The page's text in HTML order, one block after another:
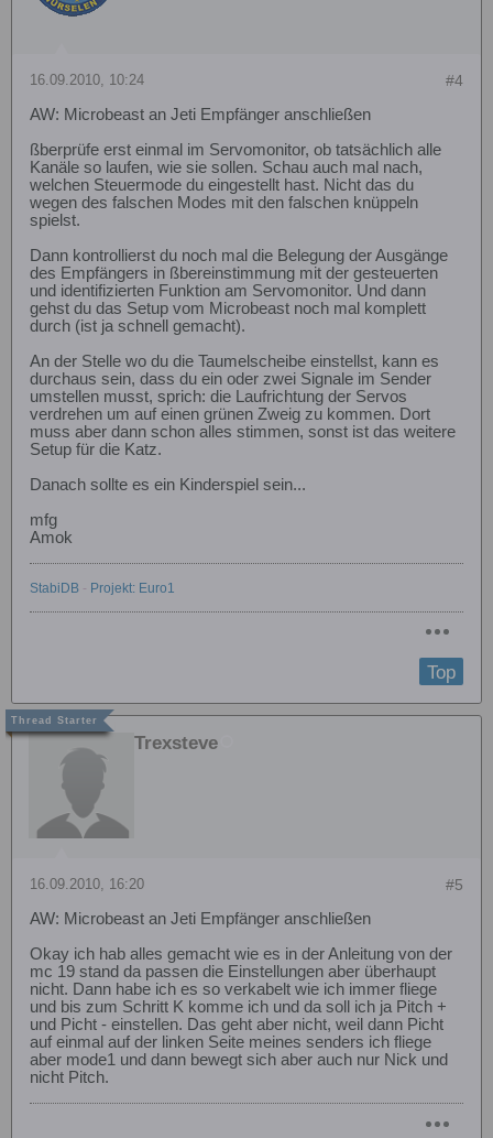
#4
16.09.2010, 10:24
AW: Microbeast an Jeti Empfänger anschließen
ßberprüfe erst einmal im Servomonitor, ob tatsächlich alle
Kanäle so laufen, wie sie sollen. Schau auch mal nach,
welchen Steuermode du eingestellt hast. Nicht das du
wegen des falschen Modes mit den falschen knüppeln
spielst.
Dann kontrollierst du noch mal die Belegung der Ausgänge
des Empfängers in ßbereinstimmung mit der gesteuerten
und identifizierten Funktion am Servomonitor. Und dann
gehst du das Setup vom Microbeast noch mal komplett
durch (ist ja schnell gemacht).
An der Stelle wo du die Taumelscheibe einstellst, kann es
durchaus sein, dass du ein oder zwei Signale im Sender
umstellen musst, sprich: die Laufrichtung der Servos
verdrehen um auf einen grünen Zweig zu kommen. Dort
muss aber dann schon alles stimmen, sonst ist das weitere
Setup für die Katz.
Danach sollte es ein Kinderspiel sein...
mfg
Amok
StabiDB - Projekt: Euro1
Top
Trexsteve
#5
16.09.2010, 16:20
AW: Microbeast an Jeti Empfänger anschließen
Okay ich hab alles gemacht wie es in der Anleitung von der
mc 19 stand da passen die Einstellungen aber überhaupt
nicht. Dann habe ich es so verkabelt wie ich immer fliege
und bis zum Schritt K komme ich und da soll ich ja Pitch +
und Picht - einstellen. Das geht aber nicht, weil dann Picht
auf einmal auf der linken Seite meines senders ich fliege
aber mode1 und dann bewegt sich aber auch nur Nick und
nicht Pitch.